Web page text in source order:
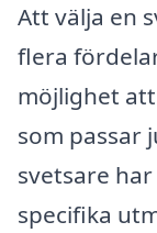
Att välja en
flera
möjlighet
som passar
svetsare
specifika